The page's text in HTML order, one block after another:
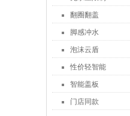
翻圈翻盖
脚感冲水
泡沫云盾
性价轻智能
智能盖板
门店同款